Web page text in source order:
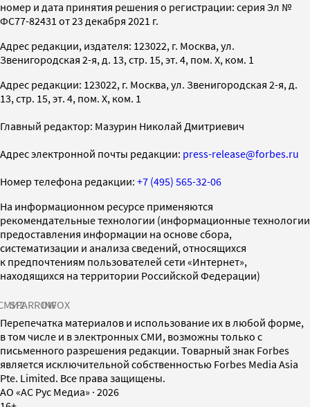
номер и дата принятия решения о регистрации: серия Эл №
ФС77-82431 от 23 декабря 2021 г.
Адрес редакции, издателя: 123022, г. Москва, ул.
Звенигородская 2-я, д. 13, стр. 15, эт. 4, пом. X, ком. 1
Адрес редакции: 123022, г. Москва, ул. Звенигородская 2-я, д.
13, стр. 15, эт. 4, пом. X, ком. 1
Главный редактор: Мазурин Николай Дмитриевич
Адрес электронной почты редакции: press-release@forbes.ru
Номер телефона редакции: +7 (495) 565-32-06
На информационном ресурсе применяются
рекомендательные технологии (информационные технологии
предоставления информации на основе сбора,
систематизации и анализа сведений, относящихся
к предпочтениям пользователей сети «Интернет»,
находящихся на территории Российской Федерации)
SPARROWINFOX
Перепечатка материалов и использование их в любой форме,
в том числе и в электронных СМИ, возможны только с
письменного разрешения редакции. Товарный знак Forbes
является исключительной собственностью Forbes Media Asia
Pte. Limited. Все права защищены.
AO «АС Рус Медиа» · 2026